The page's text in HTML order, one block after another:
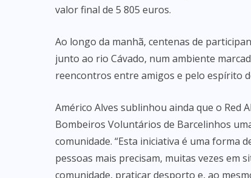
valor final de 5 805 euros.
Ao longo da manhã, centenas de
junto ao rio Cávado, num ambiente
reencontros entre amigos e pelo espírito
Américo Alves sublinhou ainda que o Red
Bombeiros Voluntários de Barcelinhos
comunidade. “Esta iniciativa é uma forma
pessoas mais precisam, muitas vezes em
comunidade, praticar desporto e, ao